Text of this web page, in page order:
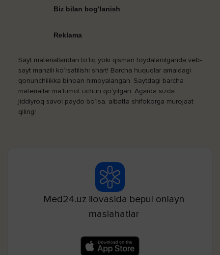
Biz bilan bog‘lanish
Reklama
Sayt materiallaridan to‘liq yoki qisman foydalanilganda veb-
sayt manzili ko‘rsatilishi shart! Barcha huquqlar amaldagi
qonunchilikka binoan himoyalangan. Saytdagi barcha
materiallar ma’lumot uchun qo‘yilgan. Agarda sizda
jiddiyroq savol paydo bo‘lsa, albatta shifokorga murojaat
qiling!
Med24.uz ilovasida bepul onlayn
maslahatlar